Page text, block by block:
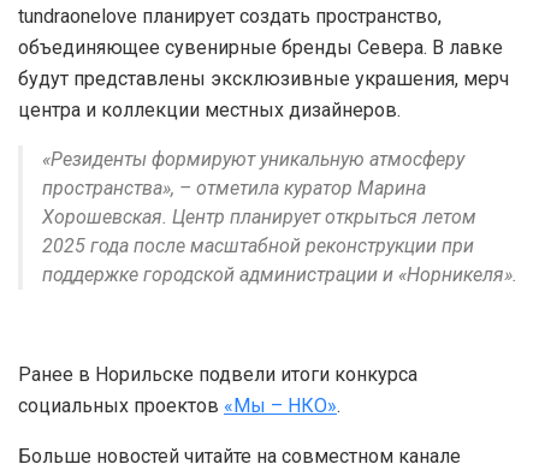
tundraonelove планирует создать пространство,
объединяющее сувенирные бренды Севера. В лавке
будут представлены эксклюзивные украшения, мерч
центра и коллекции местных дизайнеров.
«Резиденты формируют уникальную атмосферу
пространства», – отметила куратор Марина
Хорошевская. Центр планирует открыться летом
2025 года после масштабной реконструкции при
поддержке городской администрации и «Норникеля».
Ранее в Норильске подвели итоги конкурса
социальных проектов «Мы – НКО».
Больше новостей читайте на совместном канале